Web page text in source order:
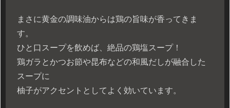
まさに黄金の調味油からは鶏の旨味が香ってきま
す。
ひと口スープを飲めば、絶品の鶏塩スープ！
鶏ガラとかつお節や昆布などの和風だしが融合した
スープに
柚子がアクセントとしてよく効いています。